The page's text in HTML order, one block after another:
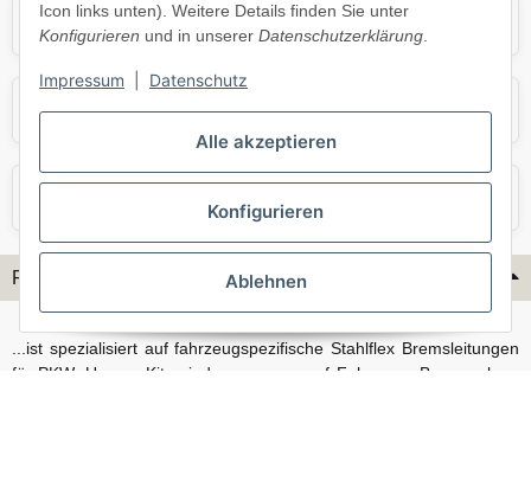
Alle akzeptieren
Konfigurieren
Ablehnen
Icon links unten). Weitere Details finden Sie unter
Konfigurieren und in unserer Datenschutzerklärung.
Impressum Datenschutz
Opel Porsche
Skoda Smart
Flex-Hydraulik...
...ist spezialisiert auf fahrzeugspezifische Stahlflex Bremsleitungen
für PKW. Unsere Kits sind passgenau auf Fahrzeug, Bremsanlage